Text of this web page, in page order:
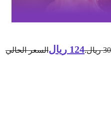
124 ريال السعر الحالي